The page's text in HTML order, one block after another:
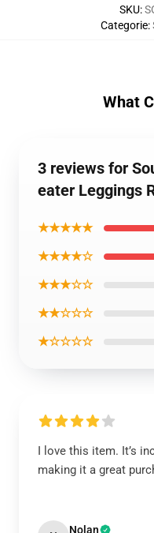
SKU:
Categorie:
What
3 reviews for
eater Leggings
★★★★★
★★★★☆
★★★☆☆
★★☆☆☆
★☆☆☆☆
I love this item. It’s
making it a great
Nolan